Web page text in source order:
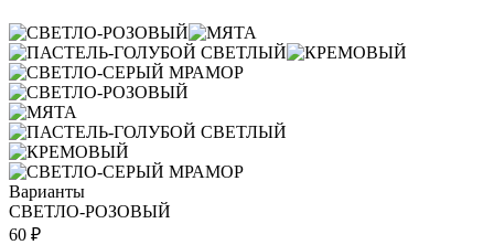
Варианты
СВЕТЛО-РОЗОВЫЙ
60 ₽